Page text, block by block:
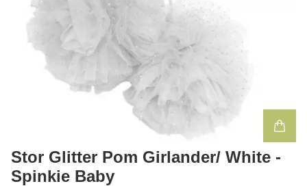
Stor Glitter Pom Girlander/ White -
Spinkie Baby